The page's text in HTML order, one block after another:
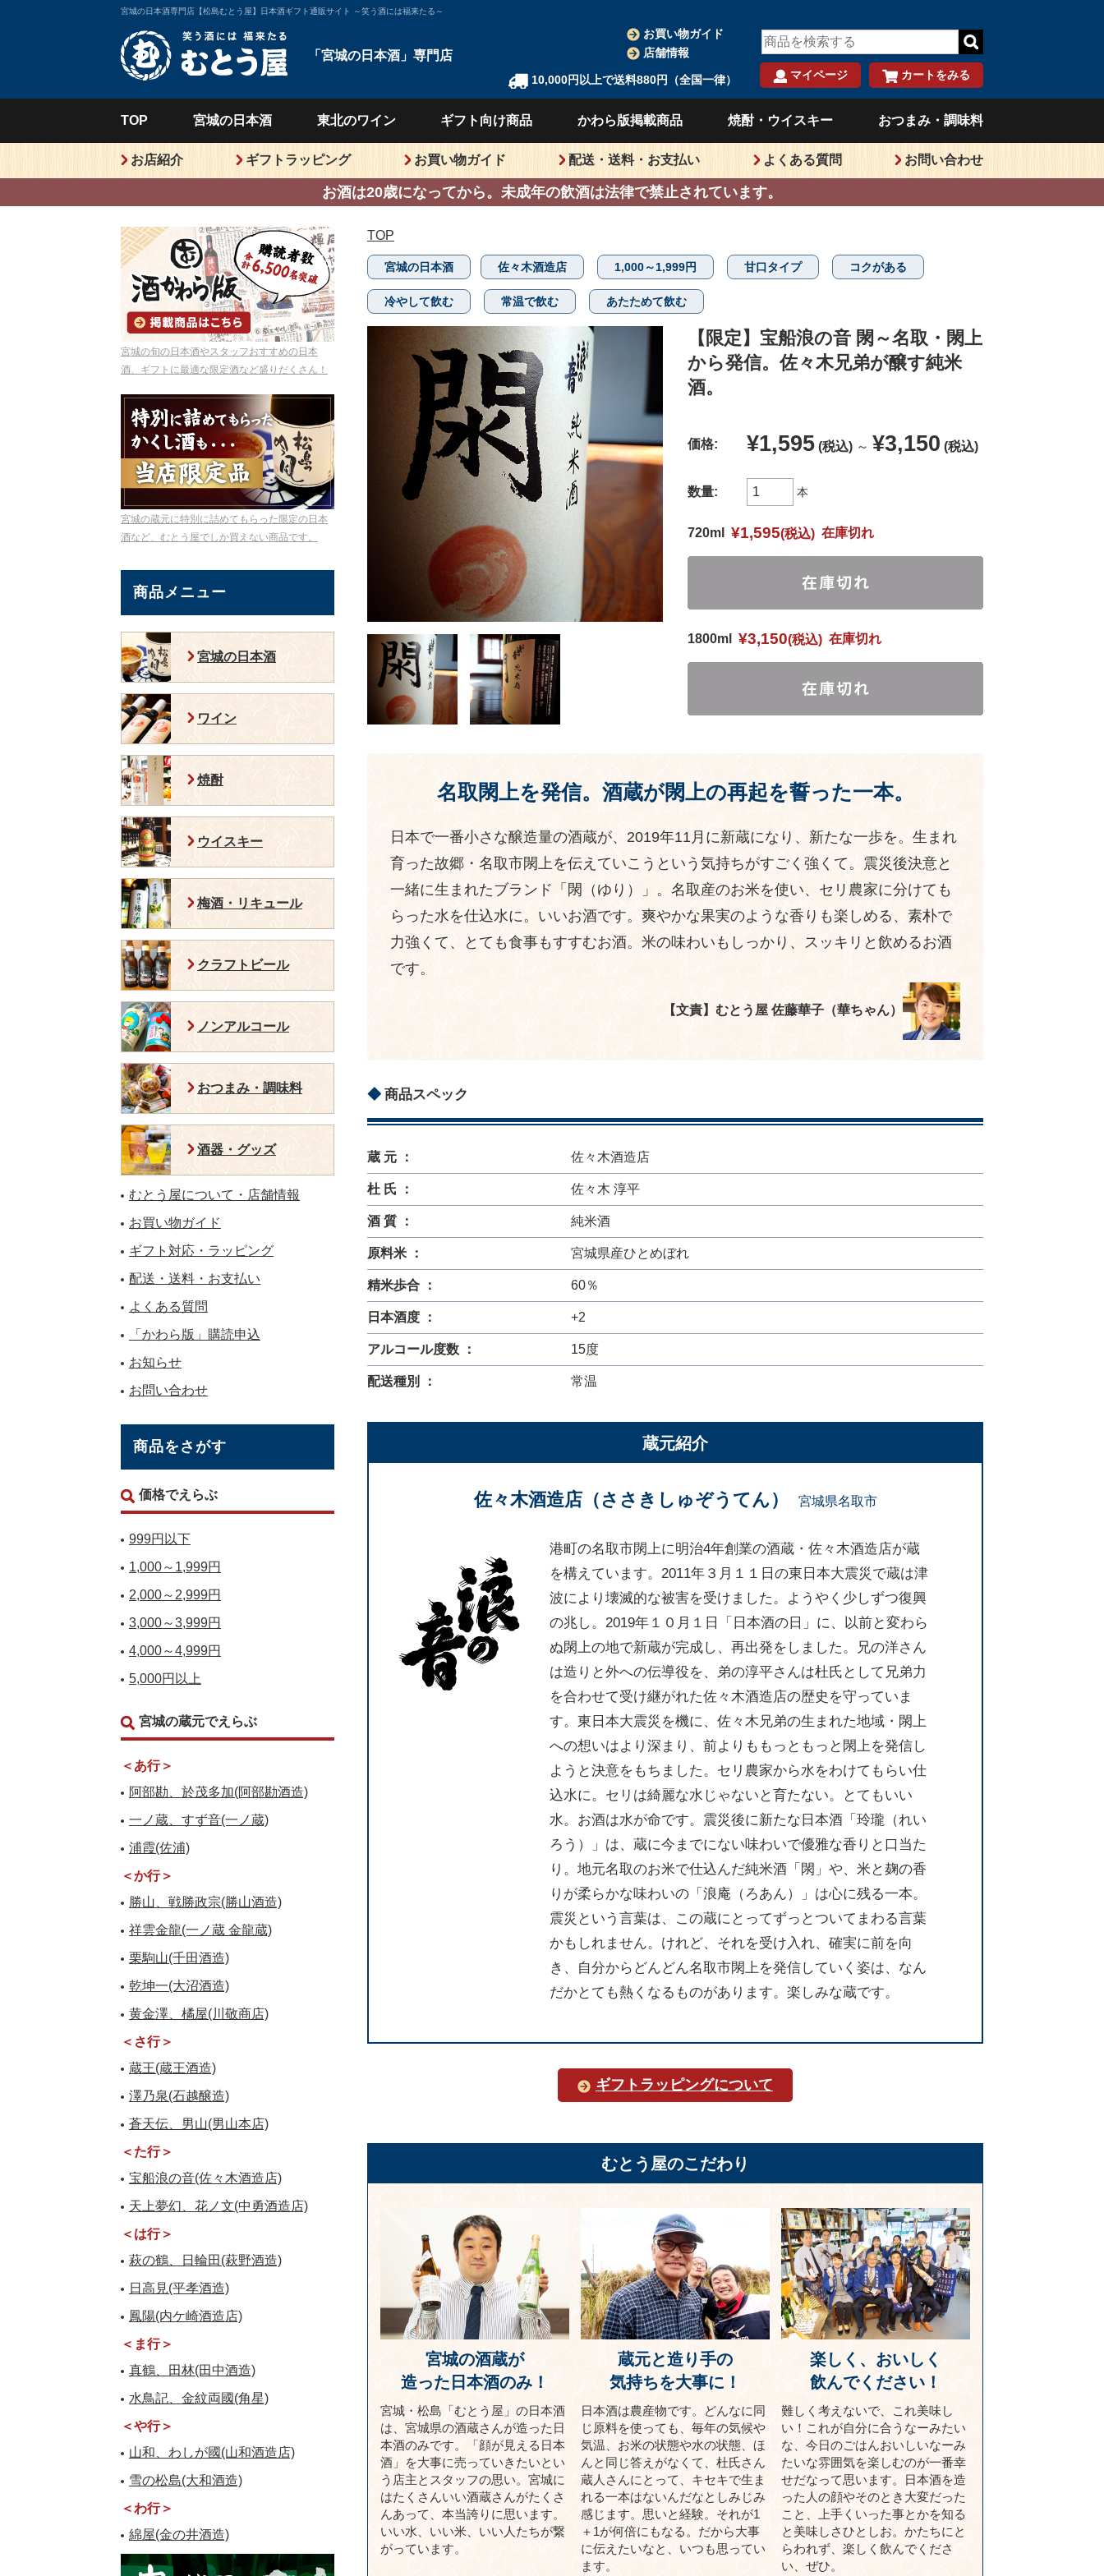
宮城の日本酒専門店【松島むとう屋】日本酒ギフト通販サイト ～笑う酒には福来たる～
「宮城の日本酒」 専門店
お買い物ガイド
店舗情報
10,000円以上で送料880円（全国一律） カートをみる
マイページ
TOP 宮城の日本酒 東北のワイン ギフト向け商品 かわら版掲載商品 焼酎・ウイスキー おつまみ・調味料
お店紹介 ギフトラッピング お買い物ガイド 配送・送料・お支払い よくある質問 お問い合わせ
お酒は20歳になってから。 未成年の飲酒は法律で禁止されています。
TOP
宮城の日本酒 佐々木酒造店 1,000～1,999円 甘口タイプ コクがある
冷やして飲む 常温で飲む あたためて飲む
【限定】宝船浪の音 閖～名取・閖上
から発信。佐々木兄弟が醸す純米
酒。
価格: ¥1,595 (税込) ～ ¥3,150 (税込)
数量: 本
720ml ¥1,595(税込) 在庫切れ
1800ml ¥3,150(税込) 在庫切れ
名取閖上を発信。酒蔵が閖上の再起を誓った一本。
日本で一番小さな醸造量の酒蔵が、2019年11月に新蔵になり、新たな一歩を。生まれ
育った故郷・名取市閖上を伝えていこうという気持ちがすごく強くて。震災後決意と
一緒に生まれたブランド「閖（ゆり）」。名取産のお米を使い、セリ農家に分けても
らった水を仕込水に。いいお酒です。爽やかな果実のような香りも楽しめる、素朴で
力強くて、とても食事もすすむお酒。米の味わいもしっかり、スッキリと飲めるお酒
です。
【文責】むとう屋 佐藤華子（華ちゃん）
商品スペック
蔵 元 ： 佐々木酒造店
杜 氏 ： 佐々木 淳平
酒 質 ： 純米酒
原料米 ： 宮城県産ひとめぼれ
精米歩合 ： 60％
日本酒度 ： +2
アルコール度数 ： 15度
配送種別 ： 常温
蔵元紹介
佐々木酒造店（ささきしゅぞうてん） 宮城県名取市
港町の名取市閖上に明治4年創業の酒蔵・佐々木酒造店が蔵
を構えています。2011年３月１１日の東日本大震災で蔵は津
波により壊滅的な被害を受けました。ようやく少しずつ復興
の兆し。2019年１０月１日「日本酒の日」に、以前と変わら
ぬ閖上の地で新蔵が完成し、再出発をしました。兄の洋さん
は造りと外への伝導役を、弟の淳平さんは杜氏として兄弟力
を合わせて受け継がれた佐々木酒造店の歴史を守っていま
す。東日本大震災を機に、佐々木兄弟の生まれた地域・閖上
への想いはより深まり、前よりももっともっと閖上を発信し
ようと決意をもちました。セリ農家から水をわけてもらい仕
込水に。セリは綺麗な水じゃないと育たない。とてもいい
水。お酒は水が命です。震災後に新たな日本酒「玲瓏（れい
ろう）」は、蔵に今までにない味わいで優雅な香りと口当た
り。地元名取のお米で仕込んだ純米酒「閖」や、米と麹の香
りが柔らかな味わいの「浪庵（ろあん）」は心に残る一本。
震災という言葉は、この蔵にとってずっとついてまわる言葉
かもしれません。けれど、それを受け入れ、確実に前を向
き、自分からどんどん名取市閖上を発信していく姿は、なん
だかとても熱くなるものがあります。楽しみな蔵です。
ギフトラッピングについて
むとう屋のこだわり
宮城の酒蔵が
造った日本酒のみ！
宮城・松島「むとう屋」の日本酒
は、宮城県の酒蔵さんが造った日
本酒のみです。「顔が見える日本
酒」を大事に売っていきたいとい
う店主とスタッフの思い。宮城に
はたくさんいい酒蔵さんがたくさ
んあって、本当誇りに思います。
いい水、いい米、いい人たちが繋
がっています。
蔵元と造り手の
気持ちを大事に！
日本酒は農産物です。どんなに同
じ原料を使っても、毎年の気候や
気温、お米の状態や水の状態、ほ
んと同じ答えがなくて、杜氏さん
蔵人さんにとって、キセキで生ま
れる一本はないんだなとしみじみ
感じます。思いと経験。それが1
＋1が何倍にもなる。だから大事
に伝えたいなと、いつも思ってい
ます。
楽しく、おいしく
飲んでください！
難しく考えないで、これ美味し
い！これが自分に合うなーみたい
な、今日のごはんおいしいなーみ
たいな雰囲気を楽しむのが一番幸
せだなって思います。日本酒を造
った人の顔やそのとき大変だった
こと、上手くいった事とかを知る
と美味しさひとしお。かたちにと
らわれず、楽しく飲んでくださ
い、ぜひ。
宮城の旬の日本酒やスタッフおすすめの日本
酒、ギフトに最適な限定酒など盛りだくさん！
宮城の蔵元に特別に詰めてもらった限定の日本
酒など、むとう屋でしか買えない商品です。
商品メニュー
宮城の日本酒
ワイン
焼酎
ウイスキー
梅酒・リキュール
クラフトビール
ノンアルコール
おつまみ・調味料
酒器・グッズ
むとう屋について・店舗情報
お買い物ガイド
ギフト対応・ラッピング
配送・送料・お支払い
よくある質問
「かわら版」購読申込
お知らせ
お問い合わせ
商品をさがす
価格でえらぶ
999円以下
1,000～1,999円
2,000～2,999円
3,000～3,999円
4,000～4,999円
5,000円以上
宮城の蔵元でえらぶ
＜あ行＞
阿部勘、於茂多加(阿部勘酒造)
一ノ蔵、すず音(一ノ蔵)
浦霞(佐浦)
＜か行＞
勝山、戦勝政宗(勝山酒造)
祥雲金龍(一ノ蔵 金龍蔵)
栗駒山(千田酒造)
乾坤一(大沼酒造)
黄金澤、橘屋(川敬商店)
＜さ行＞
蔵王(蔵王酒造)
澤乃泉(石越醸造)
蒼天伝、男山(男山本店)
＜た行＞
宝船浪の音(佐々木酒造店)
天上夢幻、花ノ文(中勇酒造店)
＜は行＞
萩の鶴、日輪田(萩野酒造)
日高見(平孝酒造)
鳳陽(内ケ崎酒造店)
＜ま行＞
真鶴、田林(田中酒造)
水鳥記、金紋両國(角星)
＜や行＞
山和、わしが國(山和酒造店)
雪の松島(大和酒造)
＜わ行＞
綿屋(金の井酒造)